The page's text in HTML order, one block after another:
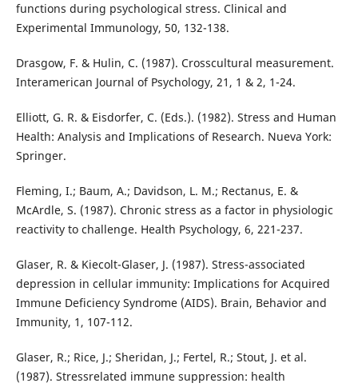
functions during psychological stress. Clinical and
Experimental Immunology, 50, 132-138.
Drasgow, F. & Hulin, C. (1987). Crosscultural measurement.
Interamerican Journal of Psychology, 21, 1 & 2, 1-24.
Elliott, G. R. & Eisdorfer, C. (Eds.). (1982). Stress and Human
Health: Analysis and Implications of Research. Nueva York:
Springer.
Fleming, I.; Baum, A.; Davidson, L. M.; Rectanus, E. &
McArdle, S. (1987). Chronic stress as a factor in physiologic
reactivity to challenge. Health Psychology, 6, 221-237.
Glaser, R. & Kiecolt-Glaser, J. (1987). Stress-associated
depression in cellular immunity: Implications for Acquired
Immune Deficiency Syndrome (AIDS). Brain, Behavior and
Immunity, 1, 107-112.
Glaser, R.; Rice, J.; Sheridan, J.; Fertel, R.; Stout, J. et al.
(1987). Stressrelated immune suppression: health